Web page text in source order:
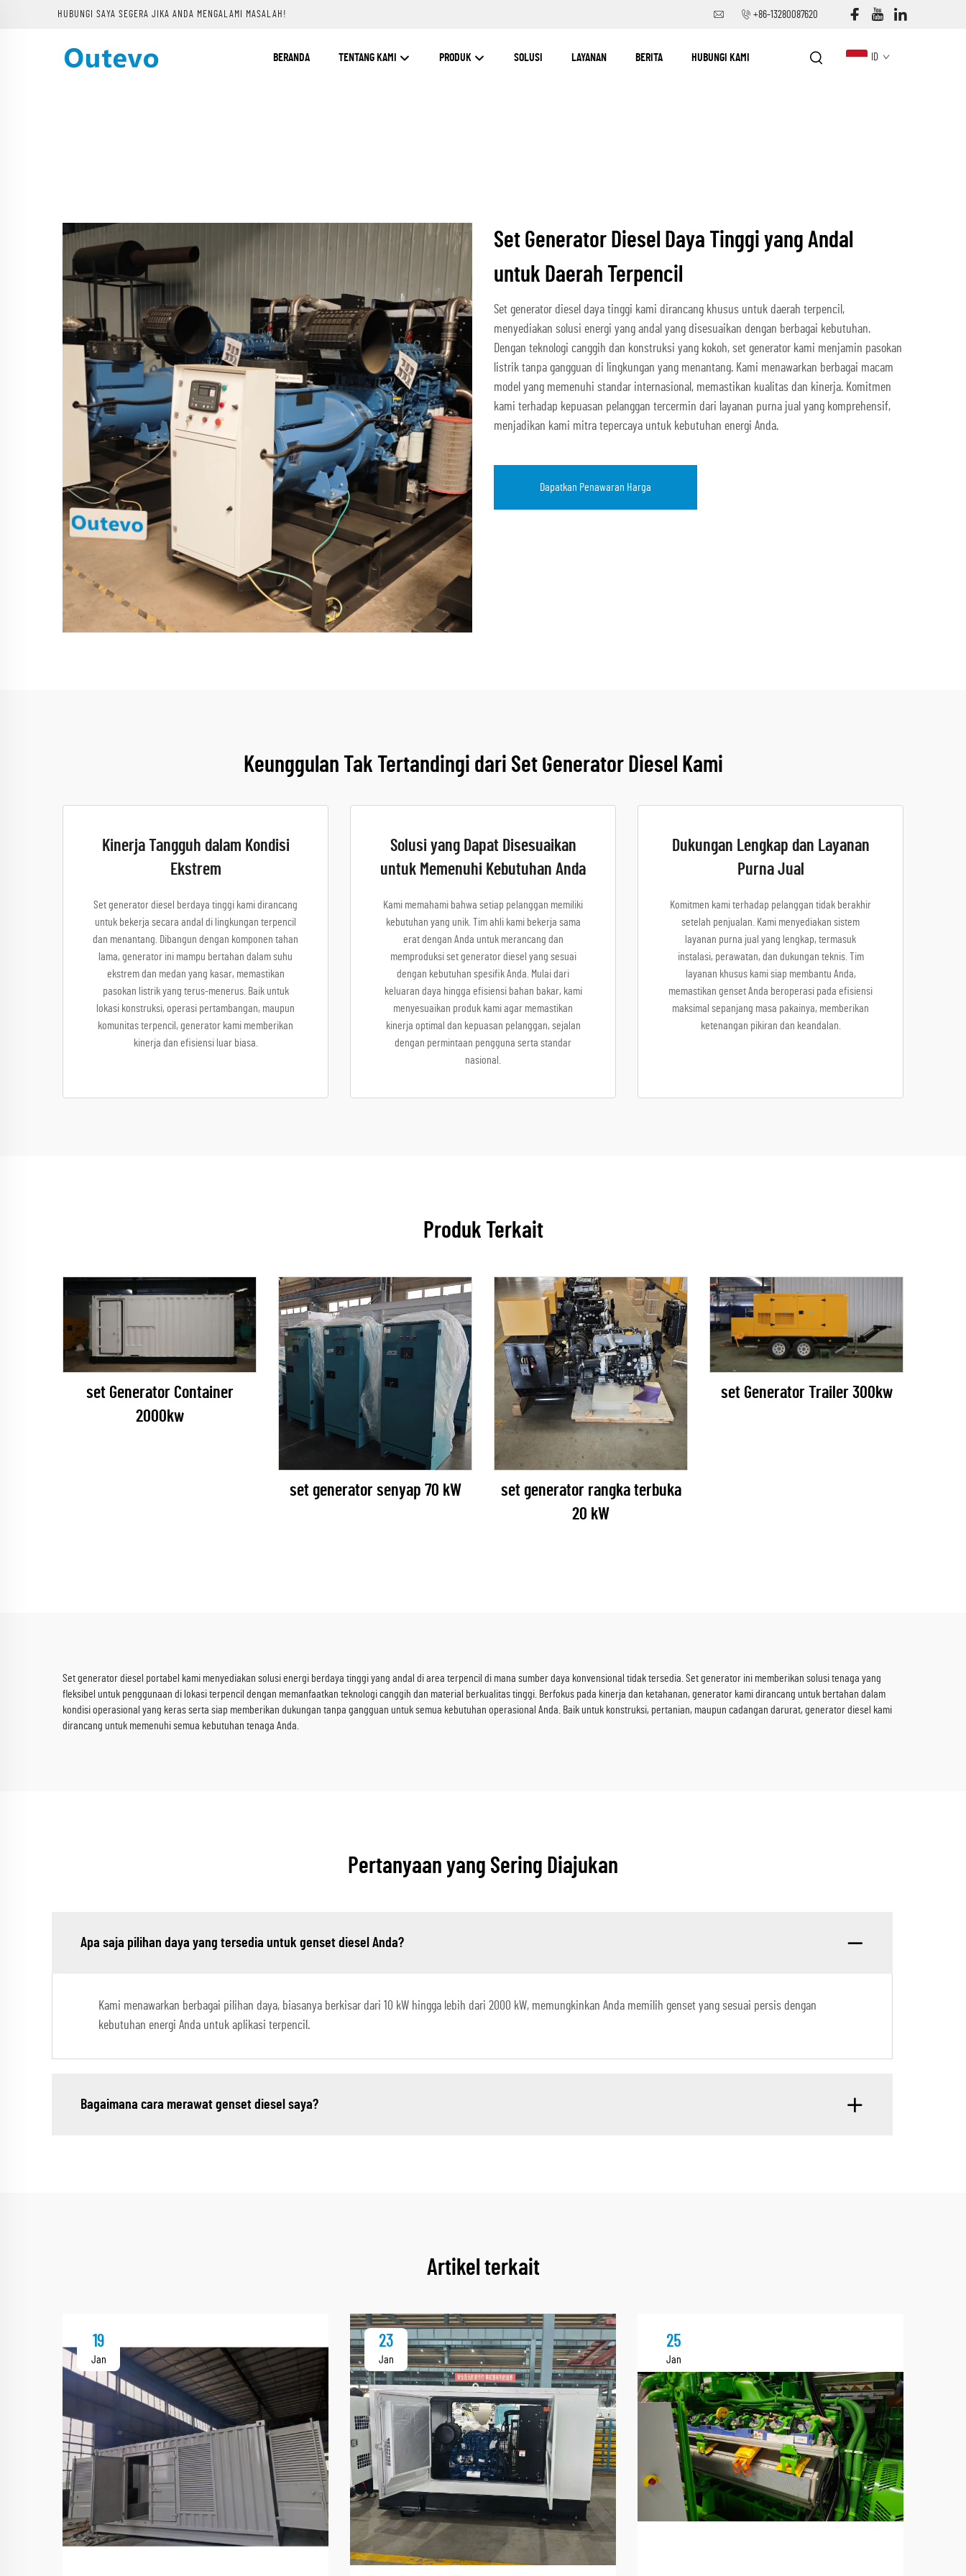
HUBUNGI SAYA SEGERA JIKA ANDA MENGALAMI MASALAH! +86-13280087620
BERANDA TENTANG KAMI PRODUK SOLUSI LAYANAN BERITA HUBUNGI KAMI ID
Set Generator Diesel Daya Tinggi yang Andal
untuk Daerah Terpencil
Set generator diesel daya tinggi kami dirancang khusus untuk daerah terpencil,
menyediakan solusi energi yang andal yang disesuaikan dengan berbagai kebutuhan.
Dengan teknologi canggih dan konstruksi yang kokoh, set generator kami menjamin pasokan
listrik tanpa gangguan di lingkungan yang menantang. Kami menawarkan berbagai macam
model yang memenuhi standar internasional, memastikan kualitas dan kinerja. Komitmen
kami terhadap kepuasan pelanggan tercermin dari layanan purna jual yang komprehensif,
menjadikan kami mitra tepercaya untuk kebutuhan energi Anda.
Dapatkan Penawaran Harga
Keunggulan Tak Tertandingi dari Set Generator Diesel Kami
Kinerja Tangguh dalam Kondisi
Ekstrem
Set generator diesel berdaya tinggi kami dirancang
untuk bekerja secara andal di lingkungan terpencil
dan menantang. Dibangun dengan komponen tahan
lama, generator ini mampu bertahan dalam suhu
ekstrem dan medan yang kasar, memastikan
pasokan listrik yang terus-menerus. Baik untuk
lokasi konstruksi, operasi pertambangan, maupun
komunitas terpencil, generator kami memberikan
kinerja dan efisiensi luar biasa.
Solusi yang Dapat Disesuaikan
untuk Memenuhi Kebutuhan Anda
Kami memahami bahwa setiap pelanggan memiliki
kebutuhan yang unik. Tim ahli kami bekerja sama
erat dengan Anda untuk merancang dan
memproduksi set generator diesel yang sesuai
dengan kebutuhan spesifik Anda. Mulai dari
keluaran daya hingga efisiensi bahan bakar, kami
menyesuaikan produk kami agar memastikan
kinerja optimal dan kepuasan pelanggan, sejalan
dengan permintaan pengguna serta standar
nasional.
Dukungan Lengkap dan Layanan
Purna Jual
Komitmen kami terhadap pelanggan tidak berakhir
setelah penjualan. Kami menyediakan sistem
layanan purna jual yang lengkap, termasuk
instalasi, perawatan, dan dukungan teknis. Tim
layanan khusus kami siap membantu Anda,
memastikan genset Anda beroperasi pada efisiensi
maksimal sepanjang masa pakainya, memberikan
ketenangan pikiran dan keandalan.
Produk Terkait
set Generator Container
2000kw
set generator senyap 70 kW
set generator rangka terbuka
20 kW
set Generator Trailer 300kw
Set generator diesel portabel kami menyediakan solusi energi berdaya tinggi yang andal di area terpencil di mana sumber daya konvensional tidak tersedia. Set generator ini memberikan solusi tenaga yang
fleksibel untuk penggunaan di lokasi terpencil dengan memanfaatkan teknologi canggih dan material berkualitas tinggi. Berfokus pada kinerja dan ketahanan, generator kami dirancang untuk bertahan dalam
kondisi operasional yang keras serta siap memberikan dukungan tanpa gangguan untuk semua kebutuhan operasional Anda. Baik untuk konstruksi, pertanian, maupun cadangan darurat, generator diesel kami
dirancang untuk memenuhi semua kebutuhan tenaga Anda.
Pertanyaan yang Sering Diajukan
Apa saja pilihan daya yang tersedia untuk genset diesel Anda?
Kami menawarkan berbagai pilihan daya, biasanya berkisar dari 10 kW hingga lebih dari 2000 kW, memungkinkan Anda memilih genset yang sesuai persis dengan
kebutuhan energi Anda untuk aplikasi terpencil.
Bagaimana cara merawat genset diesel saya?
Artikel terkait
19
Jan
23
Jan
25
Jan